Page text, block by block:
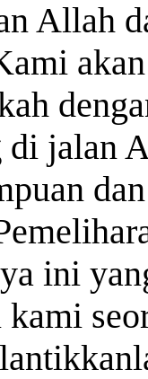
Allah
di jalan
ini